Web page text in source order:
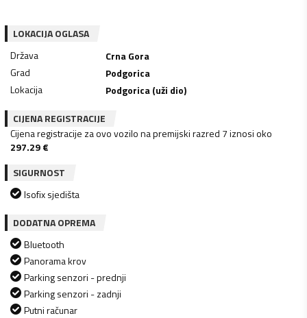
LOKACIJA OGLASA
Država
Crna Gora
Grad
Podgorica
Lokacija
Podgorica (uži dio)
CIJENA REGISTRACIJE
Cijena registracije za ovo vozilo na premijski razred 7 iznosi oko
297.29€
SIGURNOST
Isofix sjedišta
DODATNA OPREMA
Bluetooth
Panorama krov
Parking senzori - prednji
Parking senzori - zadnji
Putni računar